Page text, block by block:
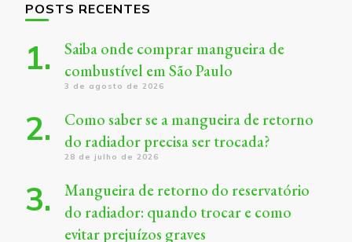
POSTS RECENTES
Saiba onde comprar mangueira de
combustível em São Paulo
3 de agosto de 2026
Como saber se a mangueira de retorno
do radiador precisa ser trocada?
28 de julho de 2026
Mangueira de retorno do reservatório
do radiador: quando trocar e como
evitar prejuízos graves